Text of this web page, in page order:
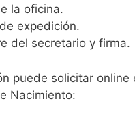
la oficina.
expedición.
del secretario y firma.
puede solicitar online
Nacimiento: